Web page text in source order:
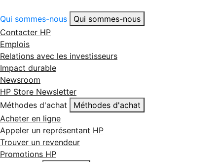
Qui sommes-nous
Qui sommes-nous
Contacter HP
Emplois
Relations avec les investisseurs
Impact durable
Newsroom
HP Store Newsletter
Méthodes d'achat
Méthodes d'achat
Acheter en ligne
Appeler un représentant HP
Trouver un revendeur
Promotions HP